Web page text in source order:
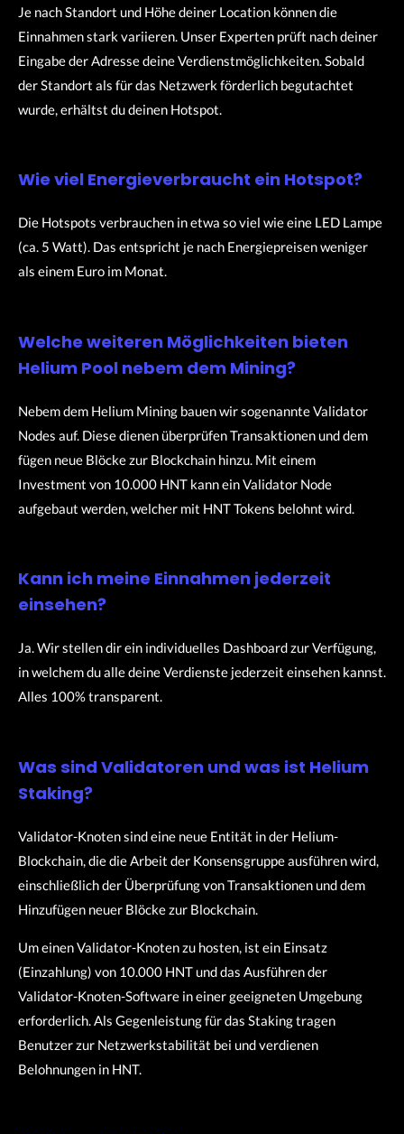
Je nach Standort und Höhe deiner Location können die
Einnahmen stark variieren. Unser Experten prüft nach deiner
Eingabe der Adresse deine Verdienstmöglichkeiten. Sobald
der Standort als für das Netzwerk förderlich begutachtet
wurde, erhältst du deinen Hotspot.
Wie viel Energieverbraucht ein Hotspot?
Die Hotspots verbrauchen in etwa so viel wie eine LED Lampe
(ca. 5 Watt). Das entspricht je nach Energiepreisen weniger
als einem Euro im Monat.
Welche weiteren Möglichkeiten bieten
Helium Pool nebem dem Mining?
Nebem dem Helium Mining bauen wir sogenannte Validator
Nodes auf. Diese dienen überprüfen Transaktionen und dem
fügen neue Blöcke zur Blockchain hinzu. Mit einem
Investment von 10.000 HNT kann ein Validator Node
aufgebaut werden, welcher mit HNT Tokens belohnt wird.
Kann ich meine Einnahmen jederzeit
einsehen?
Ja. Wir stellen dir ein individuelles Dashboard zur Verfügung,
in welchem du alle deine Verdienste jederzeit einsehen kannst.
Alles 100% transparent.
Was sind Validatoren und was ist Helium
Staking?
Validator-Knoten sind eine neue Entität in der Helium-
Blockchain, die die Arbeit der Konsensgruppe ausführen wird,
einschließlich der Überprüfung von Transaktionen und dem
Hinzufügen neuer Blöcke zur Blockchain.
Um einen Validator-Knoten zu hosten, ist ein Einsatz
(Einzahlung) von 10.000 HNT und das Ausführen der
Validator-Knoten-Software in einer geeigneten Umgebung
erforderlich. Als Gegenleistung für das Staking tragen
Benutzer zur Netzwerkstabilität bei und verdienen
Belohnungen in HNT.